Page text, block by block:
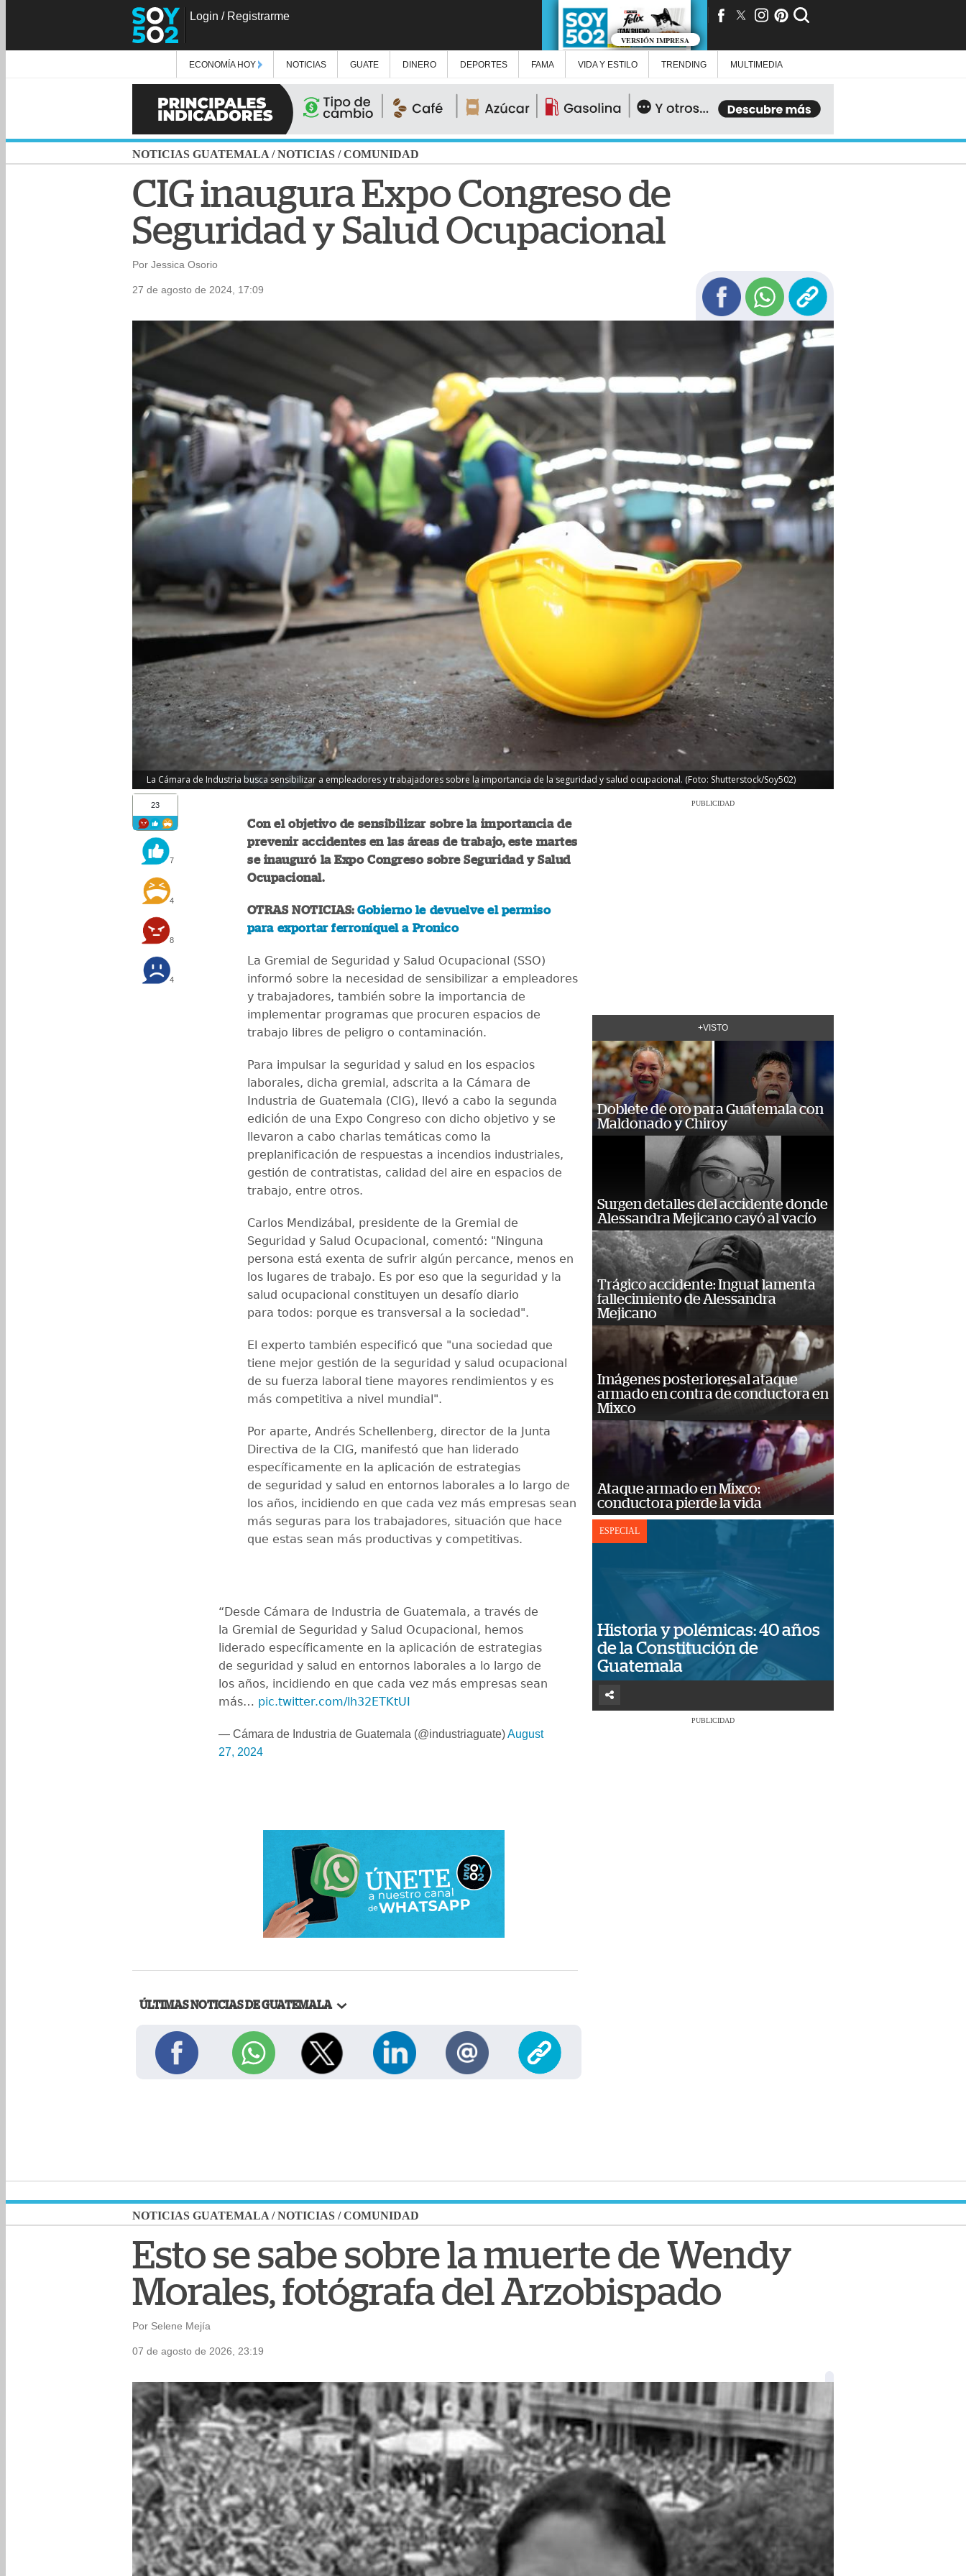
Login / Registrarme
VERSIÓN IMPRESA
ECONOMÍA HOY NOTICIAS GUATE DINERO DEPORTES FAMA VIDA Y ESTILO TRENDING MULTIMEDIA
NOTICIAS GUATEMALA /NOTICIAS /COMUNIDAD
CIG inaugura Expo Congreso de
Seguridad y Salud Ocupacional
Por Jessica Osorio
27 de agosto de 2024, 17:09
La Cámara de Industria busca sensibilizar a empleadores y trabajadores sobre la importancia de la seguridad y salud ocupacional. (Foto: Shutterstock/Soy502)
23
7
4
8
4
Con el objetivo de sensibilizar sobre la importancia de
prevenir accidentes en las áreas de trabajo, este martes
se inauguró la Expo Congreso sobre Seguridad y Salud
Ocupacional.
OTRAS NOTICIAS:Gobierno le devuelve el permiso
para exportar ferroníquel a Pronico
La Gremial de Seguridad y Salud Ocupacional (SSO)
informó sobre la necesidad de sensibilizar a empleadores
y trabajadores, también sobre la importancia de
implementar programas que procuren espacios de
trabajo libres de peligro o contaminación.
Para impulsar la seguridad y salud en los espacios
laborales, dicha gremial, adscrita a la Cámara de
Industria de Guatemala (CIG), llevó a cabo la segunda
edición de una Expo Congreso con dicho objetivo y se
llevaron a cabo charlas temáticas como la
preplanificación de respuestas a incendios industriales,
gestión de contratistas, calidad del aire en espacios de
trabajo, entre otros.
Carlos Mendizábal, presidente de la Gremial de
Seguridad y Salud Ocupacional, comentó: "Ninguna
persona está exenta de sufrir algún percance, menos en
los lugares de trabajo. Es por eso que la seguridad y la
salud ocupacional constituyen un desafío diario
para todos: porque es transversal a la sociedad".
El experto también especificó que "una sociedad que
tiene mejor gestión de la seguridad y salud ocupacional
de su fuerza laboral tiene mayores rendimientos y es
más competitiva a nivel mundial".
Por aparte, Andrés Schellenberg, director de la Junta
Directiva de la CIG, manifestó que han liderado
específicamente en la aplicación de estrategias
de seguridad y salud en entornos laborales a lo largo de
los años, incidiendo en que cada vez más empresas sean
más seguras para los trabajadores, situación que hace
que estas sean más productivas y competitivas.
“Desde Cámara de Industria de Guatemala, a través de
la Gremial de Seguridad y Salud Ocupacional, hemos
liderado específicamente en la aplicación de estrategias
de seguridad y salud en entornos laborales a lo largo de
los años, incidiendo en que cada vez más empresas sean
más… pic.twitter.com/lh32ETKtUI
— Cámara de Industria de Guatemala (@industriaguate)August
27, 2024
ÚLTIMAS NOTICIAS DE GUATEMALA
PUBLICIDAD
+VISTO
Doblete de oro para Guatemala con
Maldonado y Chiroy
Surgen detalles del accidente donde
Alessandra Mejicano cayó al vacío
Trágico accidente: Inguat lamenta
fallecimiento de Alessandra
Mejicano
Imágenes posteriores al ataque
armado en contra de conductora en
Mixco
Ataque armado en Mixco:
conductora pierde la vida
ESPECIAL
Historia y polémicas: 40 años
de la Constitución de
Guatemala
PUBLICIDAD
NOTICIAS GUATEMALA /NOTICIAS /COMUNIDAD
Esto se sabe sobre la muerte de Wendy
Morales, fotógrafa del Arzobispado
Por Selene Mejía
07 de agosto de 2026, 23:19